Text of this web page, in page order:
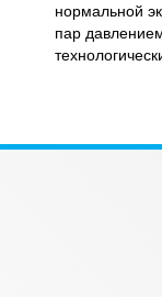
нормальной
пар